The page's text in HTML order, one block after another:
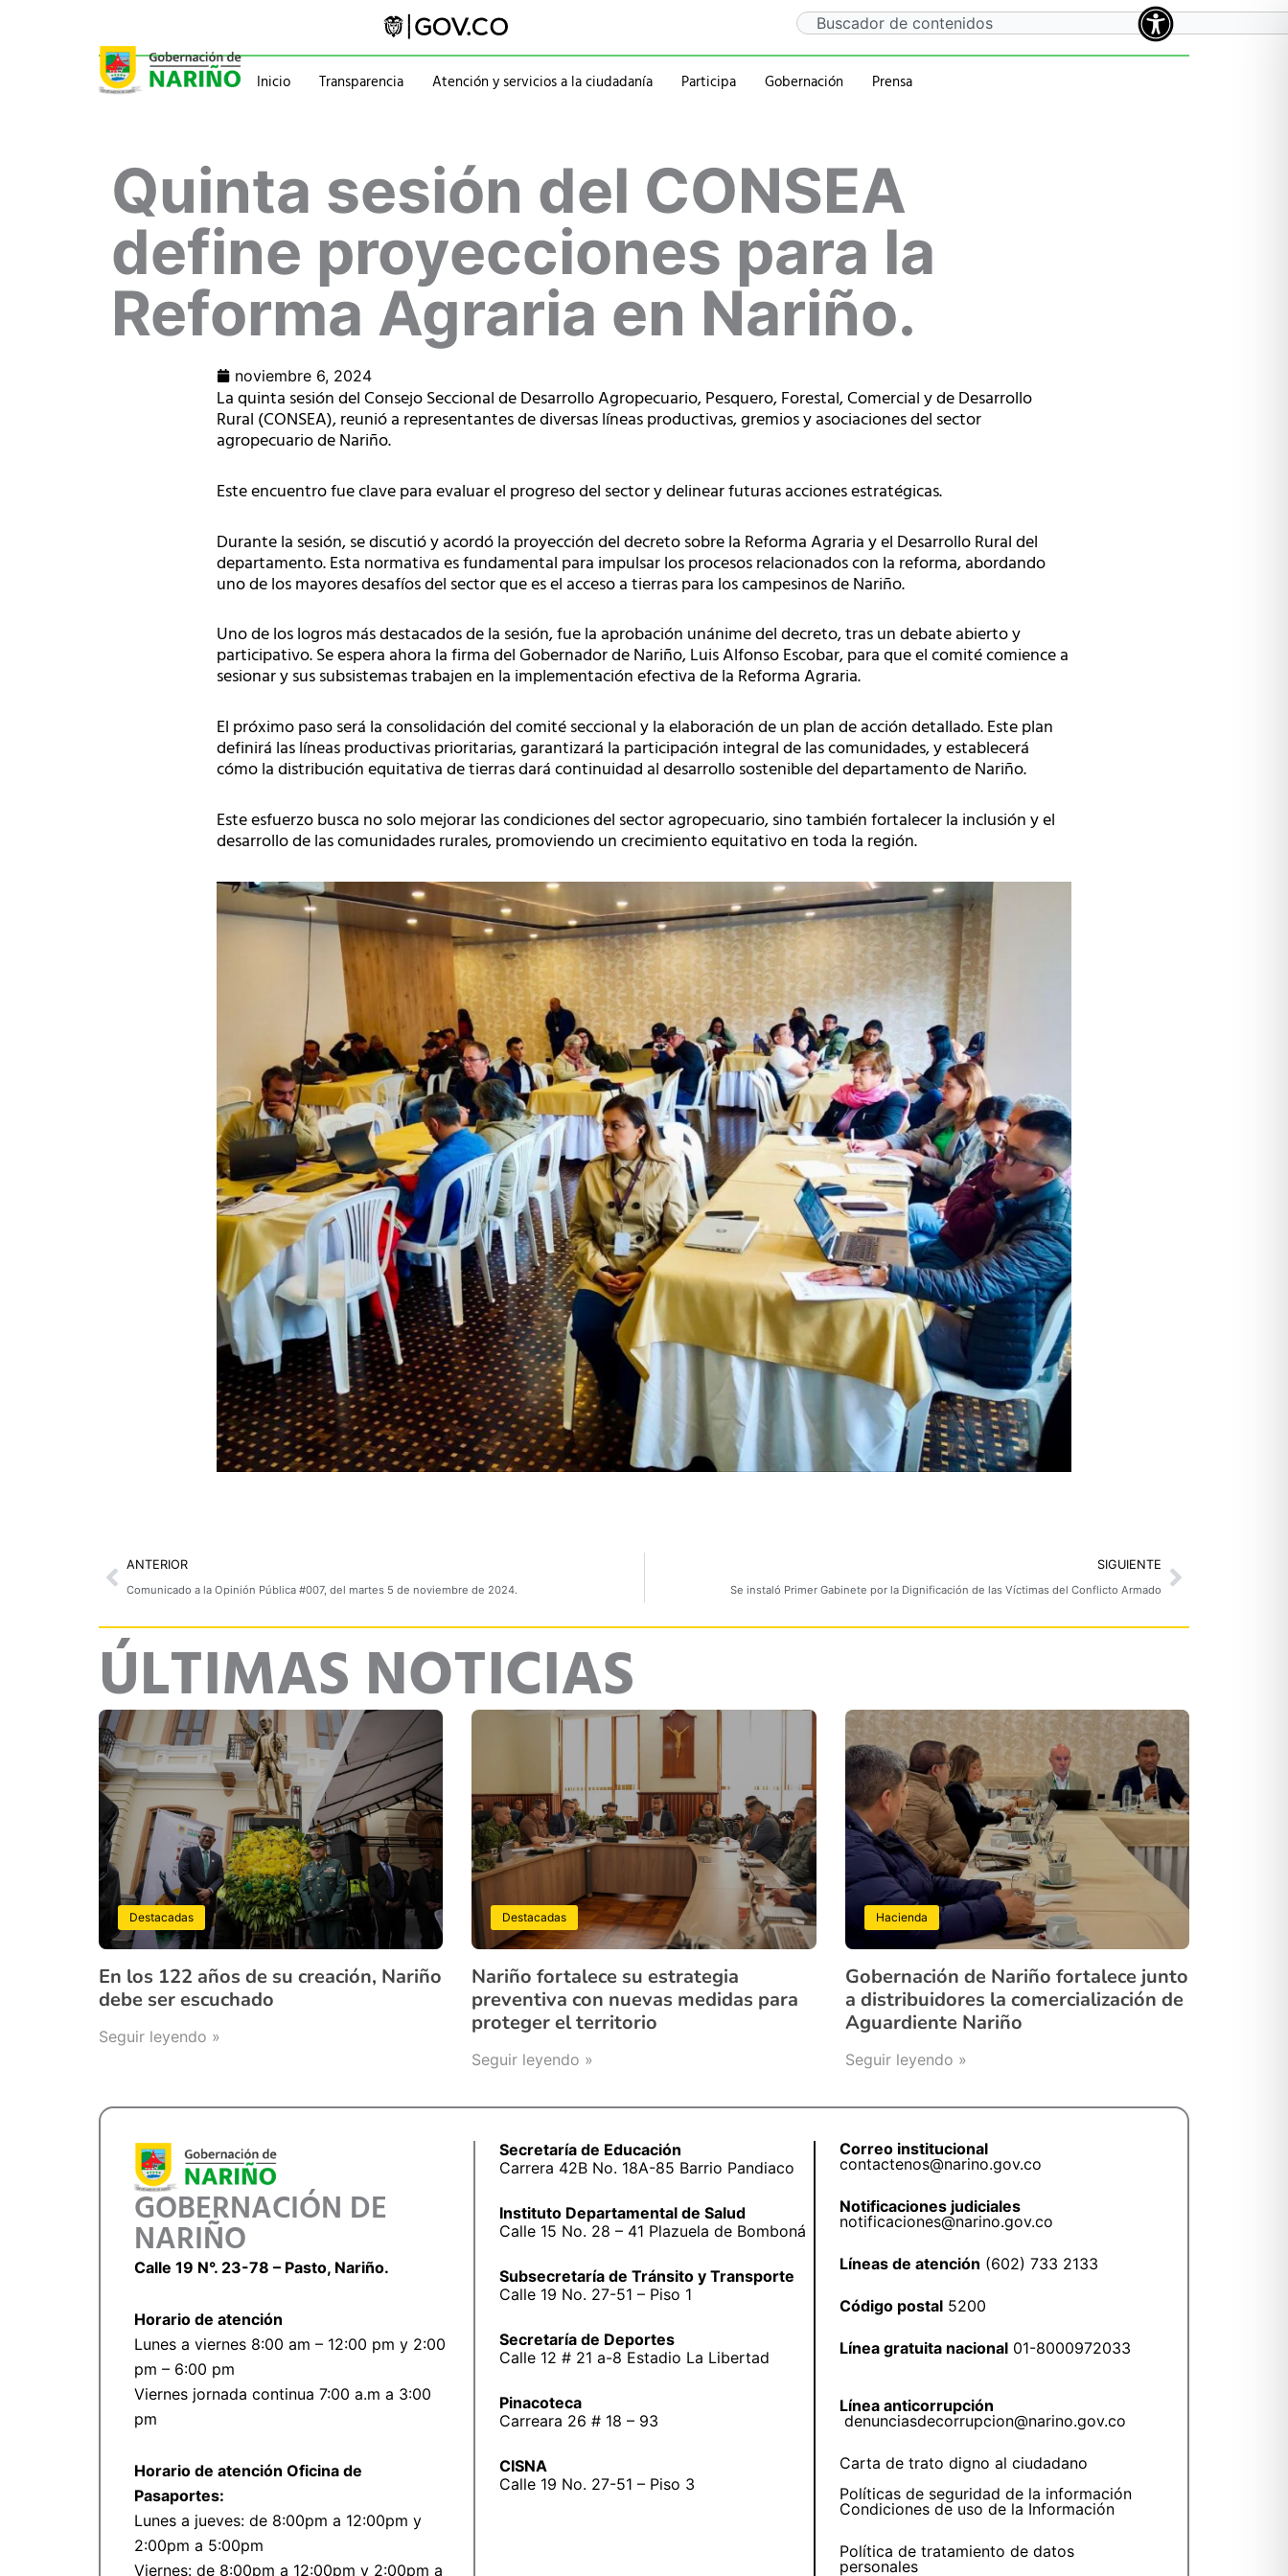
contenido
Search
Inicio Transparencia Atención y servicios a la ciudadanía
Normatividad
Notificaciones
Calendario de eventos
PQRSD
Ubicación
Participa Gobernación
Información administrativa
Historia
Símbolos
Mapa
Personajes
2020-2023
2016-2019
2012-2015
Prensa
Quinta sesión del CONSEA
define proyecciones para la
Reforma Agraria en Nariño.
noviembre 6, 2024
La quinta sesión del Consejo Seccional de Desarrollo Agropecuario, Pesquero, Forestal, Comercial y de Desarrollo
Rural (CONSEA), reunió a representantes de diversas líneas productivas, gremios y asociaciones del sector
agropecuario de Nariño.
Este encuentro fue clave para evaluar el progreso del sector y delinear futuras acciones estratégicas.
Durante la sesión, se discutió y acordó la proyección del decreto sobre la Reforma Agraria y el Desarrollo Rural del
departamento. Esta normativa es fundamental para impulsar los procesos relacionados con la reforma, abordando
uno de los mayores desafíos del sector que es el acceso a tierras para los campesinos de Nariño.
Uno de los logros más destacados de la sesión, fue la aprobación unánime del decreto, tras un debate abierto y
participativo. Se espera ahora la firma del Gobernador de Nariño, Luis Alfonso Escobar, para que el comité comience a
sesionar y sus subsistemas trabajen en la implementación efectiva de la Reforma Agraria.
El próximo paso será la consolidación del comité seccional y la elaboración de un plan de acción detallado. Este plan
definirá las líneas productivas prioritarias, garantizará la participación integral de las comunidades, y establecerá
cómo la distribución equitativa de tierras dará continuidad al desarrollo sostenible del departamento de Nariño.
Este esfuerzo busca no solo mejorar las condiciones del sector agropecuario, sino también fortalecer la inclusión y el
desarrollo de las comunidades rurales, promoviendo un crecimiento equitativo en toda la región.
Prev
ANTERIOR
Comunicado a la Opinión Pública #007, del martes 5 de noviembre de 2024.
SIGUIENTE
Se instaló Primer Gabinete por la Dignificación de las Víctimas del Conflicto Armado
Next
ÚLTIMAS NOTICIAS
Destacadas
En los 122 años de su creación, Nariño
debe ser escuchado
Seguir leyendo »
Destacadas
Nariño fortalece su estrategia
preventiva con nuevas medidas para
proteger el territorio
Seguir leyendo »
Hacienda
Gobernación de Nariño fortalece junto
a distribuidores la comercialización de
Aguardiente Nariño
Seguir leyendo »
GOBERNACIÓN DE
NARIÑO
Calle 19 N°. 23-78 – Pasto, Nariño.
Horario de atención
Lunes a viernes 8:00 am – 12:00 pm y 2:00
pm – 6:00 pm
Viernes jornada continua 7:00 a.m a 3:00
pm
Horario de atención Oficina de
Pasaportes:
Lunes a jueves: de 8:00pm a 12:00pm y
2:00pm a 5:00pm
Viernes: de 8:00pm a 12:00pm y 2:00pm a
Secretaría de Educación
Carrera 42B No. 18A-85 Barrio Pandiaco
Instituto Departamental de Salud
Calle 15 No. 28 – 41 Plazuela de Bomboná
Subsecretaría de Tránsito y Transporte
Calle 19 No. 27-51 – Piso 1
Secretaría de Deportes
Calle 12 # 21 a-8 Estadio La Libertad
Pinacoteca
Carreara 26 # 18 – 93
CISNA
Calle 19 No. 27-51 – Piso 3
Correo institucional
contactenos@narino.gov.co
Notificaciones judiciales
notificaciones@narino.gov.co
Líneas de atención (602) 733 2133
Código postal 5200
Línea gratuita nacional 01-8000972033
Línea anticorrupción
denunciasdecorrupcion@narino.gov.co
Carta de trato digno al ciudadano
Políticas de seguridad de la información
Condiciones de uso de la Información
Política de tratamiento de datos
personales